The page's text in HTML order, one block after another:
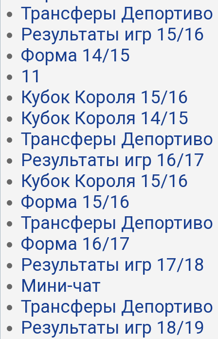
Трансферы Депортиво
Результаты игр 15/16
Форма 14/15
11
Кубок Короля 15/16
Кубок Короля 14/15
Трансферы Депортиво
Результаты игр 16/17
Кубок Короля 15/16
Форма 15/16
Трансферы Депортиво
Форма 16/17
Результаты игр 17/18
Мини-чат
Трансферы Депортиво
Результаты игр 18/19